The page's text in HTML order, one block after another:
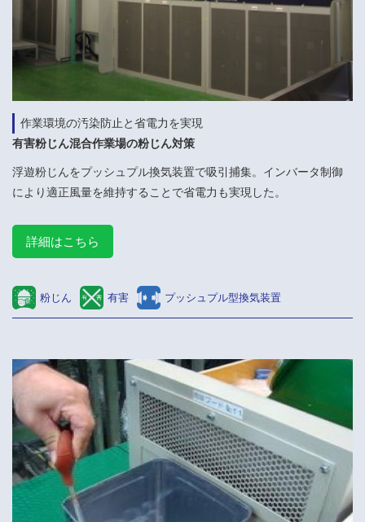
作業環境の汚染防止と省電力を実現
有害粉じん混合作業場の粉じん対策
浮遊粉じんをプッシュプル換気装置で吸引捕集。インバータ制御
により適正風量を維持することで省電力も実現した。
詳細はこちら
粉じん 有害 プッシュプル型換気装置